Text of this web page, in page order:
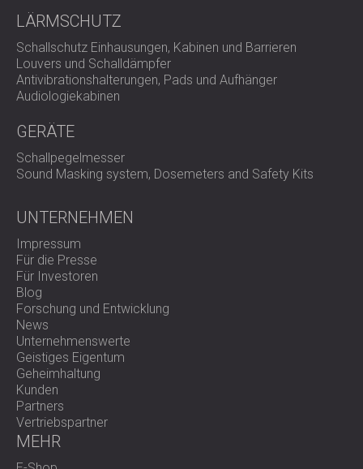
AKUSTIKLÖSUNGEN FÜR
RECHENZENTREN
LÄRMSCHUTZ
Schallschutz Einhausungen, Kabinen und Barrieren
Louvers und Schalldämpfer
Antivibrationshalterungen, Pads und Aufhänger
Audiologiekabinen
GERÄTE
Schallpegelmesser
Sound Masking system, Dosemeters and Safety Kits
UNTERNEHMEN
Impressum
Für die Presse
Für Investoren
Blog
Forschung und Entwicklung
News
Unternehmenswerte
Geistiges Eigentum
Geheimhaltung
Kunden
Partners
Vertriebspartner
MEHR